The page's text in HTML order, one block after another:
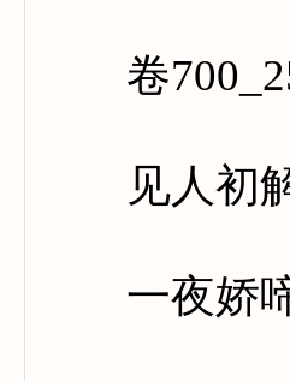
卷700_25
见人初解
一夜娇啼